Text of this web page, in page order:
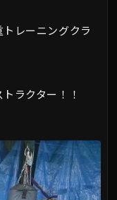
レーニングクラ
ラクター！！